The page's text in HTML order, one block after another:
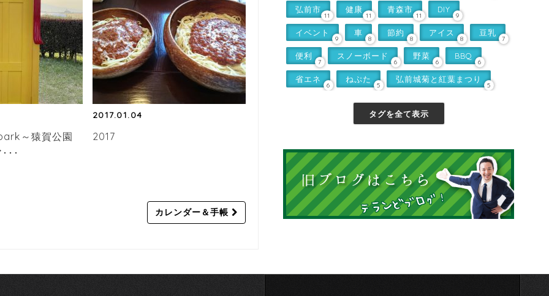
～猿賀公園
･･
2017.01.04
2017
カレンダー＆手帳
弘前市
11
健康
11
青森市
11
DIY
9
イベント
9
車
8
節約
8
アイス
8
豆乳
7
便利
7
スノーボード
6
野菜
6
BBQ
6
省エネ
6
ねぷた
5
弘前城菊と紅葉まつり
5
タグを全て表示